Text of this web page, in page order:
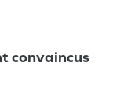
convaincus